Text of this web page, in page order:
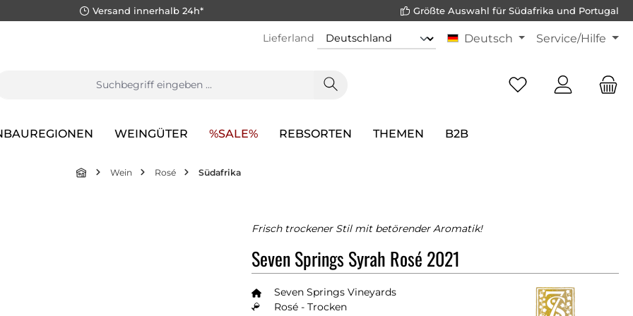
Versand innerhalb 24h* Größte Auswahl für Südafrika und Portugal
Lieferland Deutsch Service/Hilfe
WEINGÜTER %SALE% REBSORTEN THEMEN B2B
Wein Rosé Südafrika
Frisch trockener Stil mit betörender Aromatik!
Seven Springs Syrah Rosé 2021
Seven Springs Vineyards
Rosé - Trocken